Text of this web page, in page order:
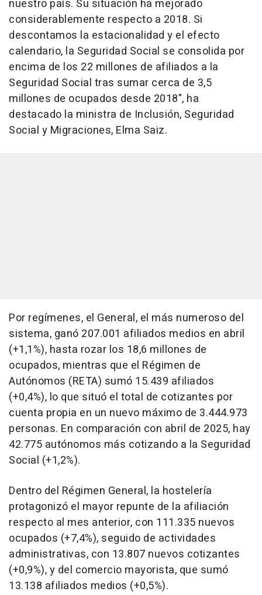
nuestro país. Su situación ha mejorado
considerablemente respecto a 2018. Si
descontamos la estacionalidad y el efecto
calendario, la Seguridad Social se consolida por
encima de los 22 millones de afiliados a la
Seguridad Social tras sumar cerca de 3,5
millones de ocupados desde 2018", ha
destacado la ministra de Inclusión, Seguridad
Social y Migraciones, Elma Saiz.
Por regímenes, el General, el más numeroso del
sistema, ganó 207.001 afiliados medios en abril
(+1,1%), hasta rozar los 18,6 millones de
ocupados, mientras que el Régimen de
Autónomos (RETA) sumó 15.439 afiliados
(+0,4%), lo que situó el total de cotizantes por
cuenta propia en un nuevo máximo de 3.444.973
personas. En comparación con abril de 2025, hay
42.775 autónomos más cotizando a la Seguridad
Social (+1,2%).
Dentro del Régimen General, la hostelería
protagonizó el mayor repunte de la afiliación
respecto al mes anterior, con 111.335 nuevos
ocupados (+7,4%), seguido de actividades
administrativas, con 13.807 nuevos cotizantes
(+0,9%), y del comercio mayorista, que sumó
13.138 afiliados medios (+0,5%).